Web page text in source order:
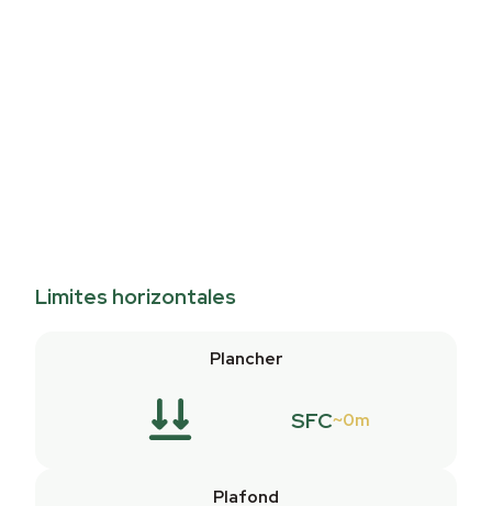
Limites horizontales
Plancher
SFC 0m
Plafond